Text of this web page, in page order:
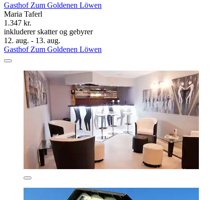
Gasthof Zum Goldenen Löwen
Maria Taferl
1.347 kr.
inkluderer skatter og gebyrer
12. aug. - 13. aug.
Gasthof Zum Goldenen Löwen